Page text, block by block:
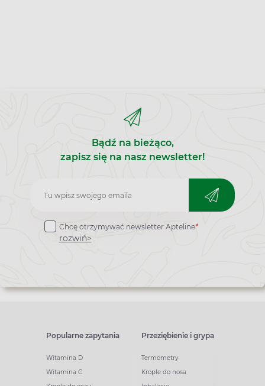
Bądź na bieżąco,
zapisz się na nasz newsletter!
Zapisz
do
newslettera
Chcę otrzymywać newsletter Apteline*
rozwiń>
Popularne zapytania
Witamina D
Witamina C
Przeziębienie i grypa
Termometry
Krople do nosa